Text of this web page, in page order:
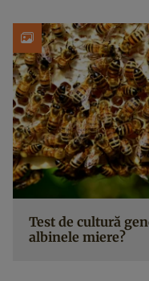
Test de cultură
albinele miere?